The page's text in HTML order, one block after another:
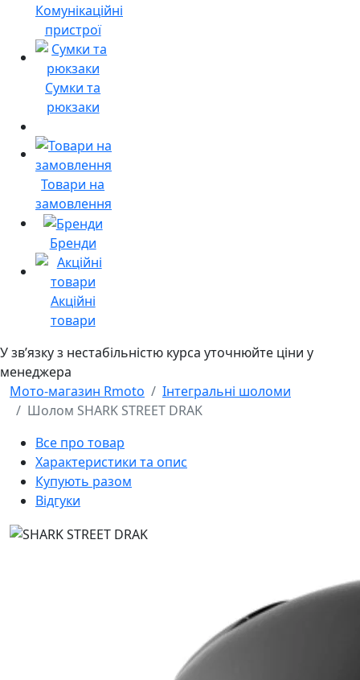
Комунікаційні
пристрої
Сумки та
рюкзаки
Товари на
замовлення
Бренди
Акційні
товари
У звʼязку з нестабільністю курса уточнюйте ціни у
менеджера
Мото-магазин Rmoto
Інтегральні шоломи
Шолом SHARK STREET DRAK
Все про товар
Характеристики та опис
Купують разом
Відгуки